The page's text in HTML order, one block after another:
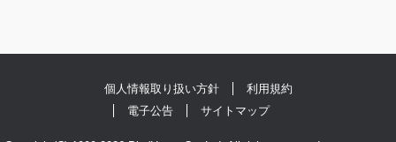
個人情報取り扱い方針
利用規約
電子公告
サイトマップ